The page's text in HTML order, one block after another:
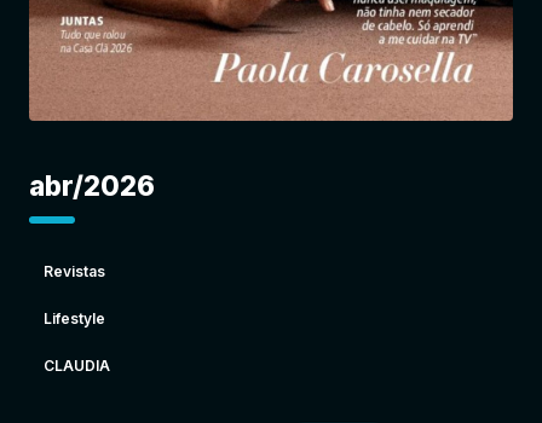
abr/2026
Revistas
Lifestyle
CLAUDIA